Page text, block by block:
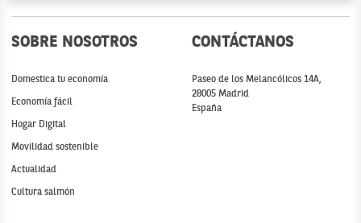
SOBRE NOSOTROS
Domestica tu economía
Economía fácil
Hogar Digital
Movilidad sostenible
Actualidad
Cultura salmón
CONTÁCTANOS
Paseo de los Melancólicos 14A,
28005 Madrid
España